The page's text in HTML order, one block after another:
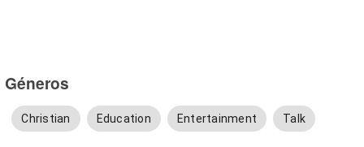
Géneros
Christian Education Entertainment Talk